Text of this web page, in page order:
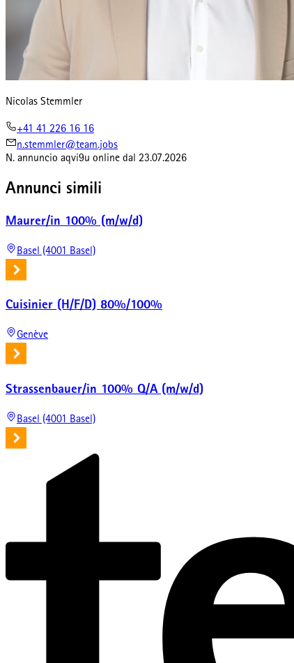
Nicolas Stemmler
+41 41 226 16 16
n.stemmler@team.jobs
N. annuncio aqvi9u online dal 23.07.2026
Annunci simili
Maurer/in 100% (m/w/d)
Basel (4001 Basel)
Cuisinier (H/F/D) 80%/100%
Genève
Strassenbauer/in 100% Q/A (m/w/d)
Basel (4001 Basel)